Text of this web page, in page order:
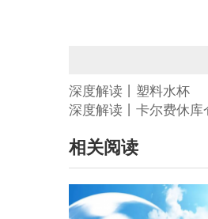
深度解读丨塑料水杯
深度解读丨卡尔费休库
相关阅读